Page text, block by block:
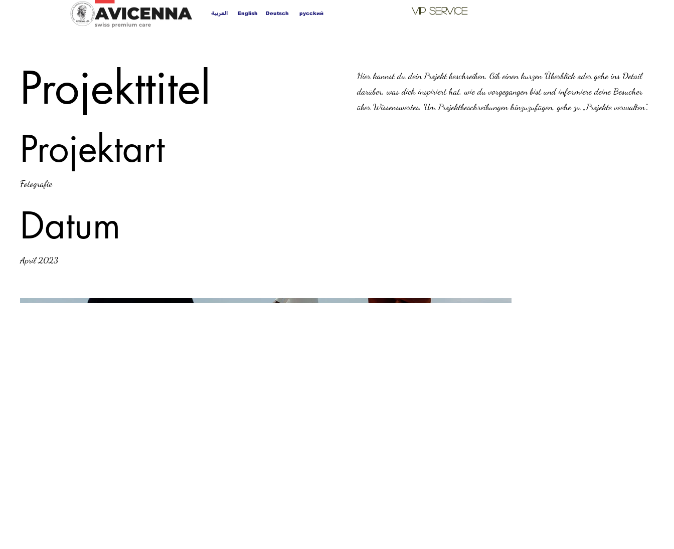
العربية English Deutsch pycckий VIP Service
Projekttitel
Projektart
Fotografie
Datum
April 2023
Hier kannst du dein Projekt beschreiben. Gib einen kurzen Überblick oder gehe ins Detail
darüber, was dich inspiriert hat, wie du vorgegangen bist und informiere deine Besucher
über Wissenswertes. Um Projektbeschreibungen hinzuzufügen, gehe zu „Projekte verwalten“.